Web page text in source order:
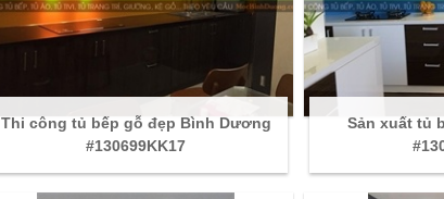
Thi công tủ bếp gỗ đẹp Bình Dương
#130699KK17
Sản xuất tủ